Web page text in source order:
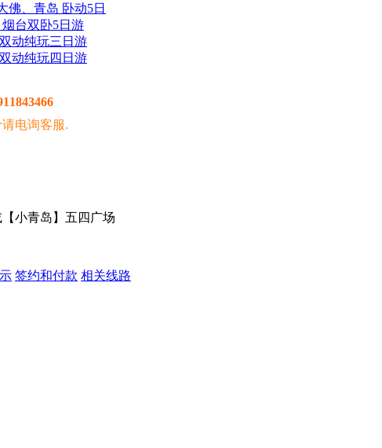
佛、青岛 卧动5日
台双卧5日游
动纯玩三日游
动纯玩四日游
电询客服.
小青岛】五四广场
签约和付款 相关线路